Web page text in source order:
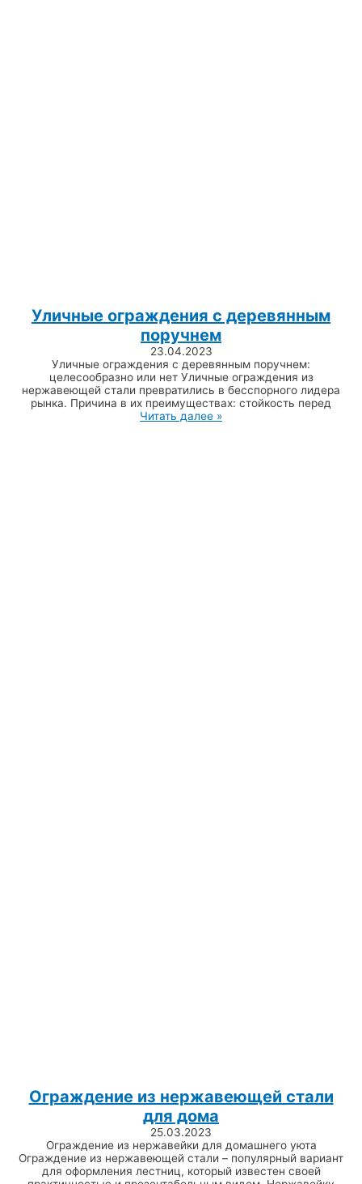
Уличные ограждения с деревянным
поручнем
23.04.2023
Уличные ограждения с деревянным поручнем:
целесообразно или нет Уличные ограждения из
нержавеющей стали превратились в бесспорного лидера
рынка. Причина в их преимуществах: стойкость перед
Читать далее »
Ограждение из нержавеющей стали
для дома
25.03.2023
Ограждение из нержавейки для домашнего уюта
Ограждение из нержавеющей стали – популярный вариант
для оформления лестниц, который известен своей